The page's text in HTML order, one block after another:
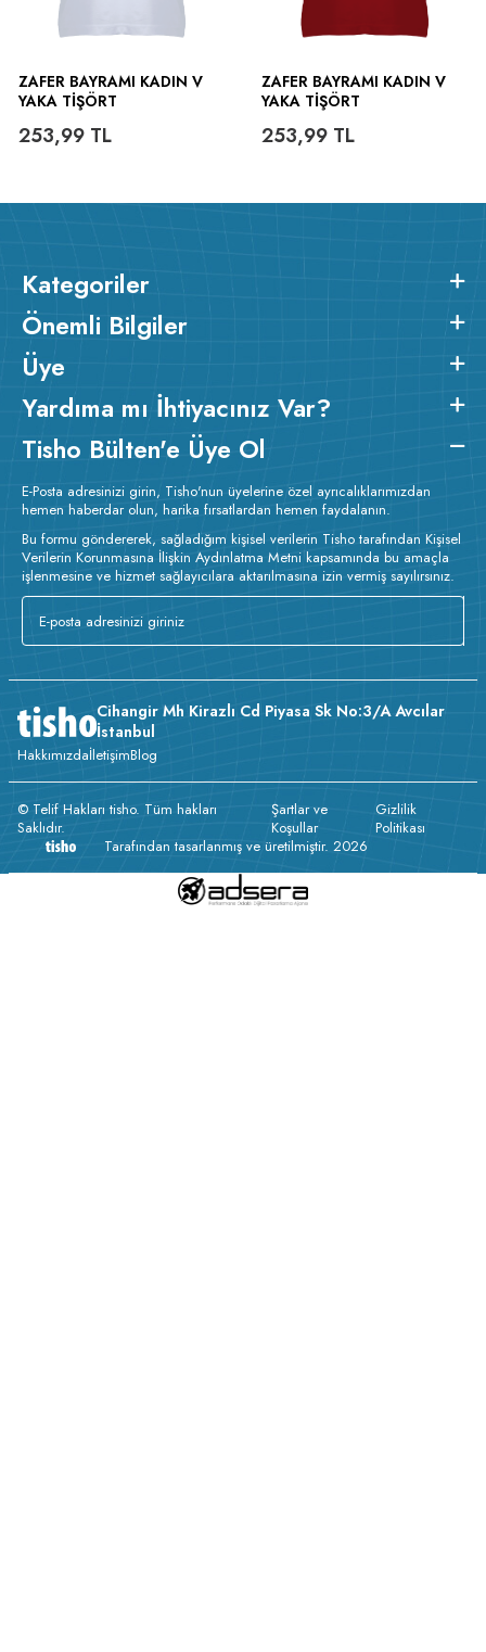
ZAFER BAYRAMI KADIN V
YAKA TIŞÖRT
253,99 TL
ZAFER BAYRAMI KADIN V
YAKA TIŞÖRT
253,99TL
Kategoriler
Önemli Bilgiler
Üye
Yardıma mı İhtiyacınız Var?
Tisho Bülten'e Üye Ol
E-Posta adresinizi girin, Tisho'nun üyelerine özel ayrıcalıklarımızdan
hemen haberdar olun, harika fırsatlardan hemen faydalanın.
Bu formu göndererek, sağladığım kişisel verilerin Tisho tarafından Kişisel
Verilerin Korunmasına İlişkin Aydınlatma Metni kapsamında bu amaçla
işlenmesine ve hizmet sağlayıcılara aktarılmasına izin vermiş sayılırsınız.
Cihangir Mh Kirazlı Cd Piyasa Sk No:3/A Avcılar
İstanbul
HakkımızdaİletişimBlog
© Telif Hakları tisho. Tüm hakları
Saklıdır.
Şartlar ve
Koşullar
Gizlilik
Politikası
Tarafından tasarlanmış ve üretilmiştir. 2026